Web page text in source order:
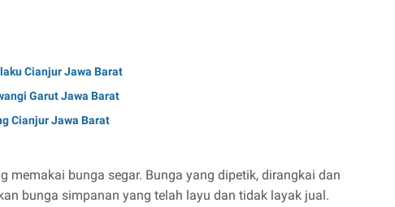
Cianjur Jawa Barat
Garut Jawa Barat
Cianjur Jawa Barat
memakai bunga segar. Bunga yang dipetik, dirangkai dan
bunga simpanan yang telah layu dan tidak layak jual.